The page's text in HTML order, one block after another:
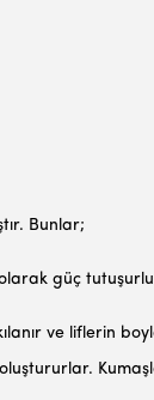
Bunlar;
güç
ve liflerin
oluştururlar.